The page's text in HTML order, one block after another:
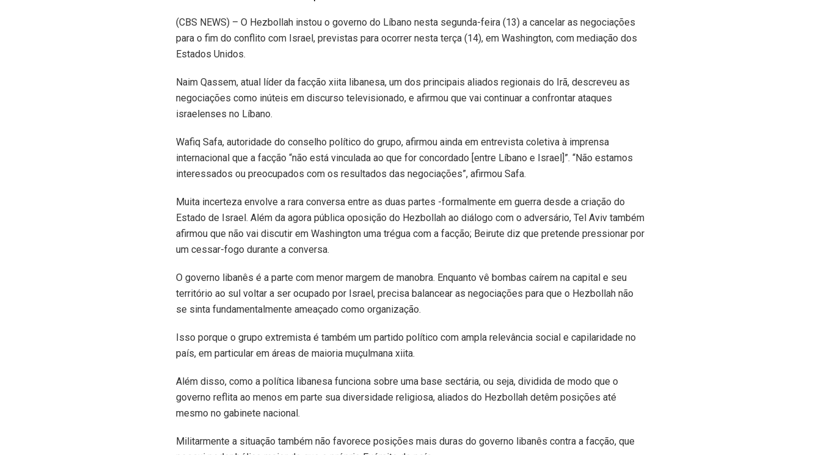
(CBS NEWS) – O Hezbollah instou o governo do Líbano nesta segunda-feira (13) a cancelar as negociações
para o fim do conflito com Israel, previstas para ocorrer nesta terça (14), em Washington, com mediação dos
Estados Unidos.
Naim Qassem, atual líder da facção xiita libanesa, um dos principais aliados regionais do Irã, descreveu as
negociações como inúteis em discurso televisionado, e afirmou que vai continuar a confrontar ataques
israelenses no Líbano.
Wafiq Safa, autoridade do conselho político do grupo, afirmou ainda em entrevista coletiva à imprensa
internacional que a facção “não está vinculada ao que for concordado [entre Líbano e Israel]”. “Não estamos
interessados ou preocupados com os resultados das negociações”, afirmou Safa.
Muita incerteza envolve a rara conversa entre as duas partes -formalmente em guerra desde a criação do
Estado de Israel. Além da agora pública oposição do Hezbollah ao diálogo com o adversário, Tel Aviv também
afirmou que não vai discutir em Washington uma trégua com a facção; Beirute diz que pretende pressionar por
um cessar-fogo durante a conversa.
O governo libanês é a parte com menor margem de manobra. Enquanto vê bombas caírem na capital e seu
território ao sul voltar a ser ocupado por Israel, precisa balancear as negociações para que o Hezbollah não
se sinta fundamentalmente ameaçado como organização.
Isso porque o grupo extremista é também um partido político com ampla relevância social e capilaridade no
país, em particular em áreas de maioria muçulmana xiita.
Além disso, como a política libanesa funciona sobre uma base sectária, ou seja, dividida de modo que o
governo reflita ao menos em parte sua diversidade religiosa, aliados do Hezbollah detêm posições até
mesmo no gabinete nacional.
Militarmente a situação também não favorece posições mais duras do governo libanês contra a facção, que